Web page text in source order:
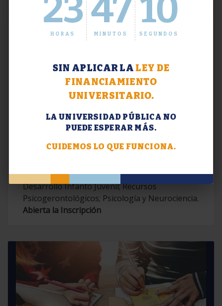
23
HORAS
47
MINUTOS
11
SEGUNDOS
SIN APLICAR LA LEY DE
FINANCIAMIENTO
UNIVERSITARIO.
LA UNIVERSIDAD PÚBLICA NO
PUEDE ESPERAR MÁS.
CUIDEMOS LO QUE FUNCIONA.
Extensión. Diplomaturas 2026.
Contemporáneas; Problemáticas en el
Desarrollo Infanto Juvenil; Recursos
Psicogerontológicos; Psicología y Neurociencia.
Abierta la Inscripción